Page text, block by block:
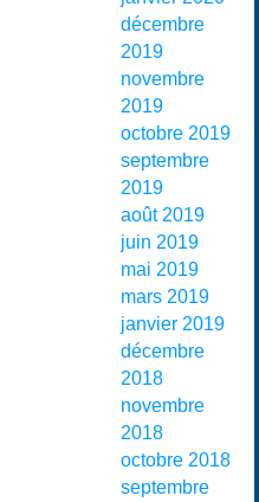
décembre
2019
novembre
2019
octobre 2019
septembre
2019
août 2019
juin 2019
mai 2019
mars 2019
janvier 2019
décembre
2018
novembre
2018
octobre 2018
septembre